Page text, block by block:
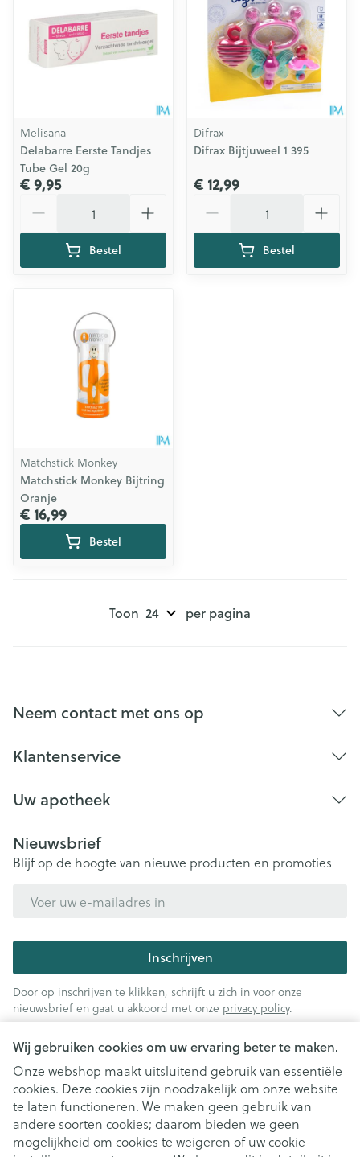
Wij gebruiken cookies om uw ervaring beter te maken.
Onze webshop maakt uitsluitend gebruik van essentiële
cookies. Deze cookies zijn noodzakelijk om onze website
te laten functioneren. We maken geen gebruik van
andere soorten cookies; daarom bieden we geen
mogelijkheid om cookies te weigeren of uw cookie-
Melisana
Delabarre Eerste Tandjes
Tube Gel 20g
€ 9,95
Bestel
Difrax
Difrax Bijtjuweel 1 395
€ 12,99
Bestel
Matchstick Monkey
Matchstick Monkey Bijtring
Oranje
€ 16,99
Bestel
Toon per pagina
Neem contact met ons op
Klantenservice
Uw apotheek
Nieuwsbrief
Blijf op de hoogte van nieuwe producten en promoties
Inschrijven
Door op inschrijven te klikken, schrijft u zich in voor onze
nieuwsbrief en gaat u akkoord met onze privacy policy.